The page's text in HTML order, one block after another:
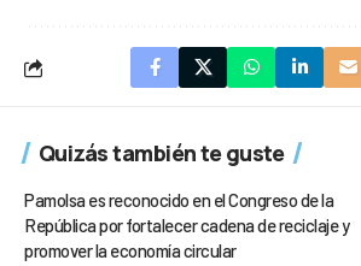
Quizás también te guste
Pamolsa es reconocido en el Congreso de la
República por fortalecer cadena de reciclaje y
promover la economía circular